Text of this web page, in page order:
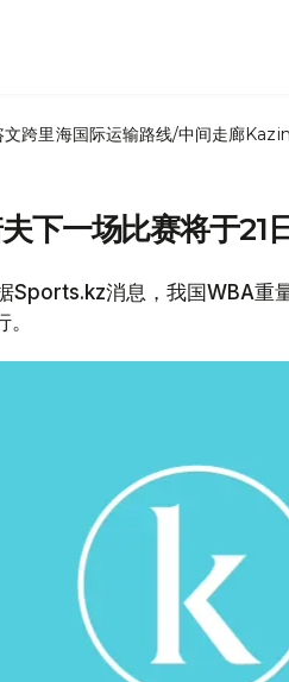
文跨里海国际运输路线/中间走廊
下一场比赛将于21
Sports.kz消息，我国WBA重